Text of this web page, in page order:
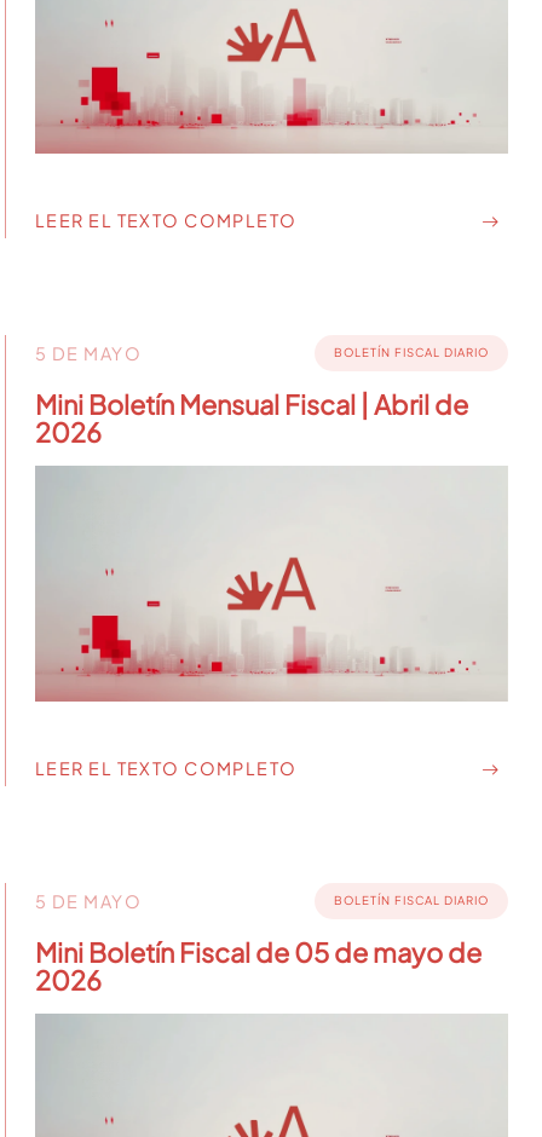
LEER EL TEXTO COMPLETO
5 DE MAYO BOLETÍN FISCAL DIARIO
Mini Boletín Mensual Fiscal | Abril de
2026
LEER EL TEXTO COMPLETO
5 DE MAYO BOLETÍN FISCAL DIARIO
Mini Boletín Fiscal de 05 de mayo de
2026